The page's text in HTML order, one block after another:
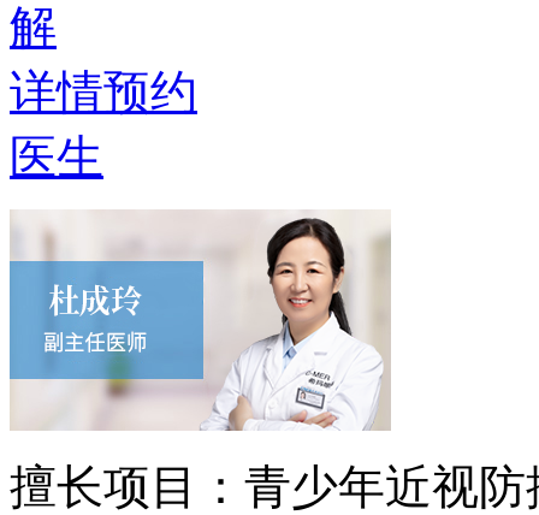
解
详情预约
医生
擅长项目： 青少年近视